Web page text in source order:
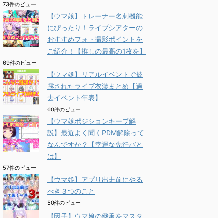
73件のビュー
【ウマ娘】トレーナー名刺機能
にぴったり！ライブシアターの
おすすめフォト撮影ポイントを
ご紹介！【推しの最高の1枚を】
69件のビュー
【ウマ娘】リアルイベントで披
露されたライブ衣装まとめ【過
去イベント年表】
60件のビュー
【ウマ娘ポジションキープ解
説】最近よく聞くPDM解除って
なんですか？【幸運な先行バと
は】
57件のビュー
【ウマ娘】アプリ出走前にやる
べき３つのこと
50件のビュー
【因子】ウマ娘の継承をマスタ